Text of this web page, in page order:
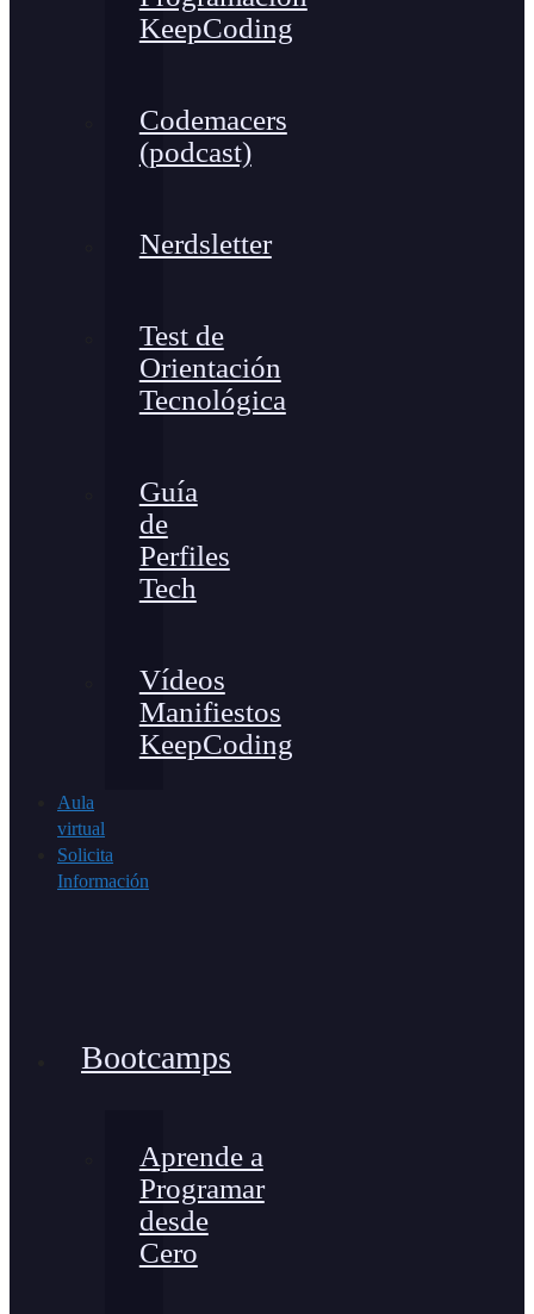
KeepCoding
Codemacers
(podcast)
Nerdsletter
Test de
Orientación
Tecnológica
Guía
de
Perfiles
Tech
Vídeos
Manifiestos
KeepCoding
Aula
virtual
Solicita
Información
Bootcamps
Aprende a
Programar
desde
Cero